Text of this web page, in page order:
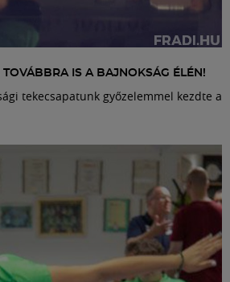
TOVÁBBRA IS A BAJNOKSÁG ÉLÉN!
tekecsapatunk győzelemmel kezdte a